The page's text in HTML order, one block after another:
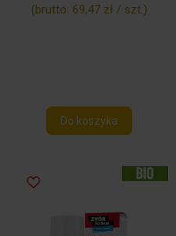
(brutto: 69,47 zł / szt.)
Do koszyka